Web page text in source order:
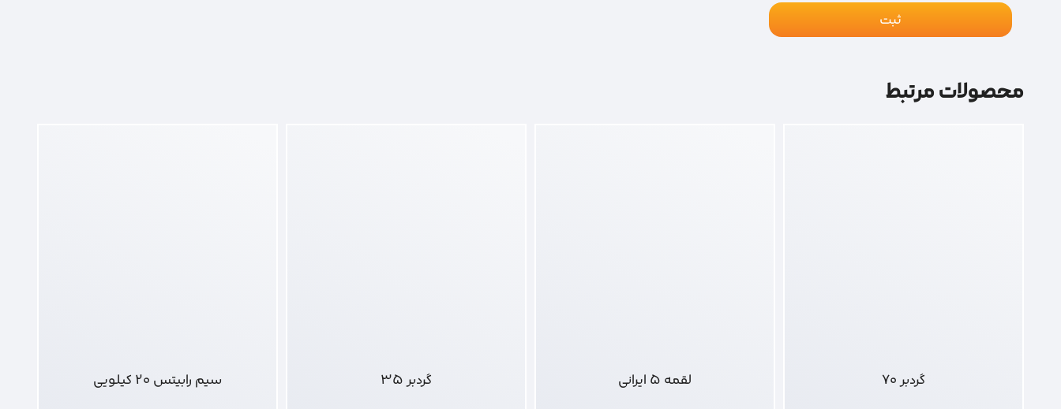
محصولات مرتبط
گردبر 70 لقمه 5 ایرانی گردبر 35 سیم رابیتس 20 کیلویی